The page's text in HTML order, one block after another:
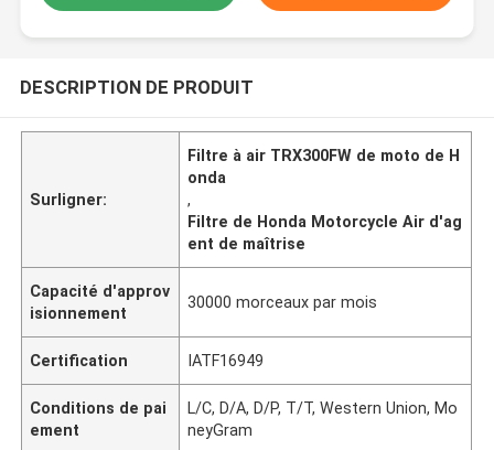
DESCRIPTION DE PRODUIT
Surligner:
Filtre à air TRX300FW de moto de H
onda
,
Filtre de Honda Motorcycle Air d'ag
ent de maîtrise
Capacité d'approv
isionnement
30000 morceaux par mois
Certification IATF16949
Conditions de pai
ement
L/C, D/A, D/P, T/T, Western Union, Mo
neyGram